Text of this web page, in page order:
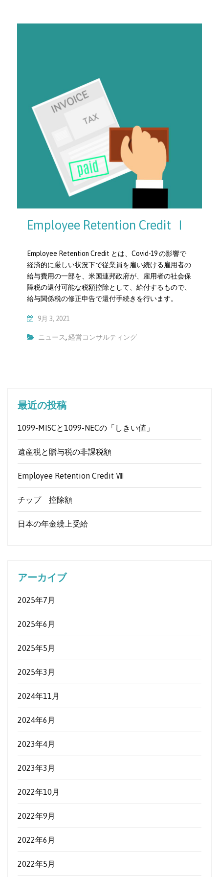
Employee Retention Credit Ⅰ
Employee Retention Credit とは、Covid-19 の影響で
経済的に厳しい状況下で従業員を雇い続ける雇用者の
給与費用の一部を、米国連邦政府が、雇用者の社会保
障税の還付可能な税額控除として、給付するもので、
給与関係税の修正申告で還付手続きを行います。
9月 3, 2021
ニュース, 経営コンサルティング
最近の投稿
1099-MISCと1099-NECの「しきい値」
遺産税と贈与税の非課税額
Employee Retention Credit Ⅷ
チップ 控除額
日本の年金繰上受給
アーカイブ
2025年7月
2025年6月
2025年5月
2025年3月
2024年11月
2024年6月
2023年4月
2023年3月
2022年10月
2022年9月
2022年6月
2022年5月